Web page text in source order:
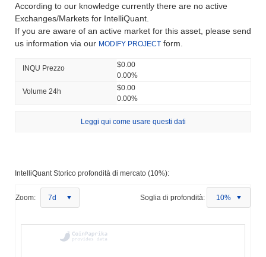
According to our knowledge currently there are no active
Exchanges/Markets for IntelliQuant.
If you are aware of an active market for this asset, please send
us information via our MODIFY PROJECT form.
INQU Prezzo
$0.00
0.00%
Volume 24h
$0.00
0.00%
Leggi qui come usare questi dati
IntelliQuant Storico profondità di mercato (10%):
Zoom: 7d Soglia di profondità: 10%